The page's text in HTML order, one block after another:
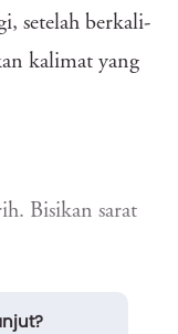
setelah berkali-
kalimat yang
Bisikan sarat